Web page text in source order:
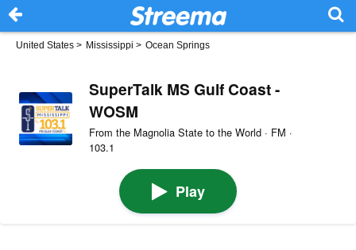
United States > Mississippi > Ocean Springs
SuperTalk MS Gulf Coast -
WOSM
From the Magnolia State to the World · FM ·
103.1
Play